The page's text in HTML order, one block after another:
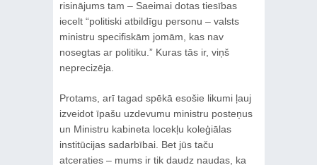
risinājums tam – Saeimai dotas tiesības
iecelt “politiski atbildīgu personu – valsts
ministru specifiskām jomām, kas nav
nosegtas ar politiku.” Kuras tās ir, viņš
neprecizēja.
Protams, arī tagad spēkā esošie likumi ļauj
izveidot īpašu uzdevumu ministru posteņus
un Ministru kabineta locekļu koleģiālas
institūcijas sadarbībai. Bet jūs taču
atceraties – mums ir tik daudz naudas, ka